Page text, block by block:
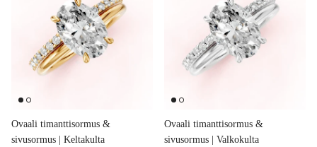
Ovaali timanttisormus &
sivusormus | Keltakulta
Ovaali timanttisormus &
sivusormus | Valkokulta